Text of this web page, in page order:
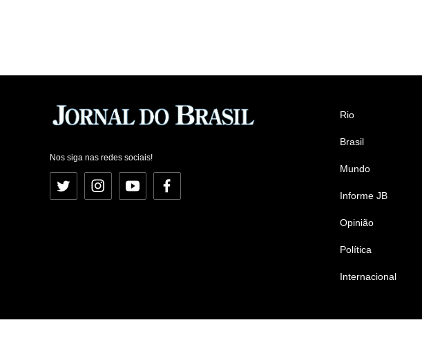
Nos siga nas redes sociais!
Twitter InstagramYouTubeFacebook
Rio
Brasil
Mundo
Informe JB
Opinião
Política
Internacional